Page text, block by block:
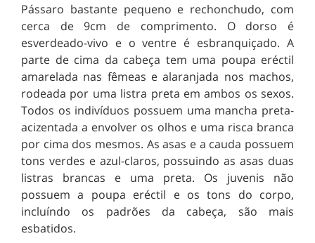
Pássaro bastante pequeno e rechonchudo, com
cerca de 9cm de comprimento. O dorso é
esverdeado-vivo e o ventre é esbranquiçado. A
parte de cima da cabeça tem uma poupa eréctil
amarelada nas fêmeas e alaranjada nos machos,
rodeada por uma listra preta em ambos os sexos.
Todos os indivíduos possuem uma mancha preta-
acizentada a envolver os olhos e uma risca branca
por cima dos mesmos. As asas e a cauda possuem
tons verdes e azul-claros, possuindo as asas duas
listras brancas e uma preta. Os juvenis não
possuem a poupa eréctil e os tons do corpo,
incluíndo os padrões da cabeça, são mais
esbatidos.